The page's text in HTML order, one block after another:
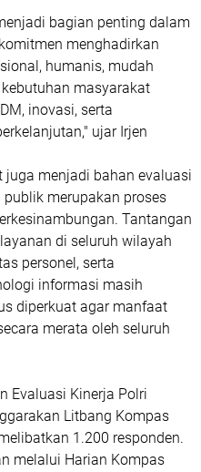
bagian penting dalam
menghadirkan
humanis, mudah
masyarakat
inovasi, serta
ujar Irjen
juga menjadi bahan evaluasi
merupakan proses
Tantangan
di seluruh wilayah
personel, serta
informasi masih
diperkuat agar manfaat
merata oleh seluruh
Evaluasi Kinerja Polri
Litbang Kompas
1.200 responden.
melalui Harian Kompas